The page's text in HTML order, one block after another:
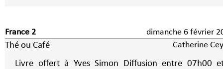
France 2 dimanche 6
Thé ou Café Catherine
Livre offert à Yves Simon Diffusion entre 07h00